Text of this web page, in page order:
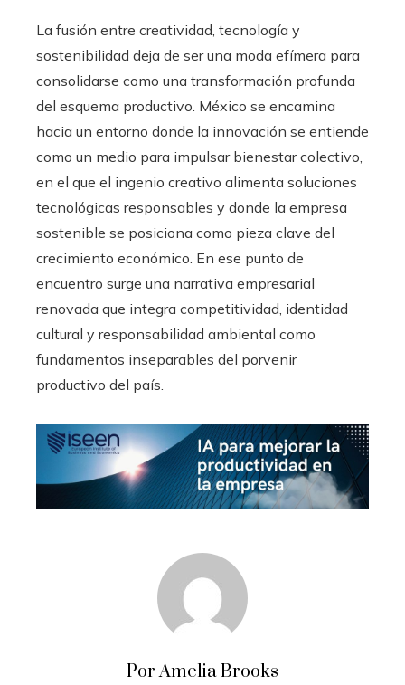
La fusión entre creatividad, tecnología y
sostenibilidad deja de ser una moda efímera para
consolidarse como una transformación profunda
del esquema productivo. México se encamina
hacia un entorno donde la innovación se entiende
como un medio para impulsar bienestar colectivo,
en el que el ingenio creativo alimenta soluciones
tecnológicas responsables y donde la empresa
sostenible se posiciona como pieza clave del
crecimiento económico. En ese punto de
encuentro surge una narrativa empresarial
renovada que integra competitividad, identidad
cultural y responsabilidad ambiental como
fundamentos inseparables del porvenir
productivo del país.
Por Amelia Brooks